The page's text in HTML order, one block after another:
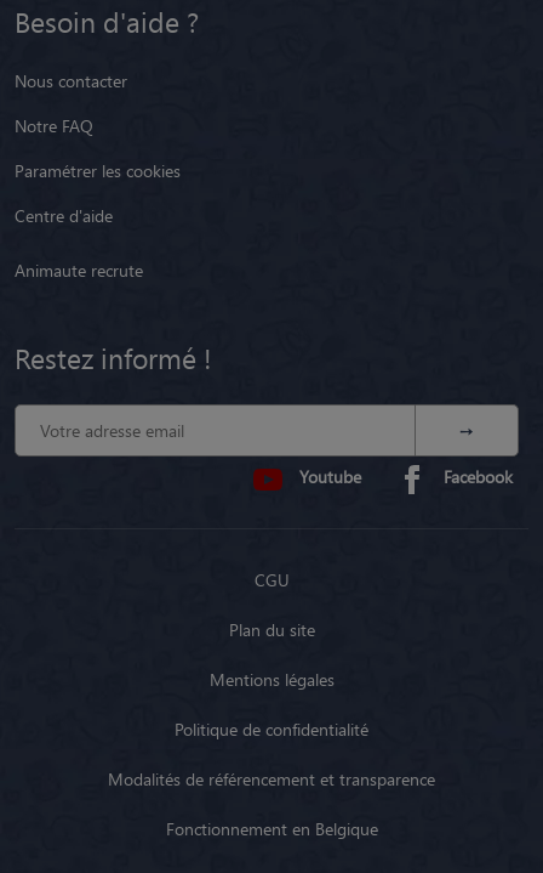
Besoin d'aide ?
Nous contacter
Notre FAQ
Paramétrer les cookies
Centre d'aide
Animaute recrute
Restez informé !
Youtube Facebook
CGU
Plan du site
Mentions légales
Politique de confidentialité
Modalités de référencement et transparence
Fonctionnement en Belgique